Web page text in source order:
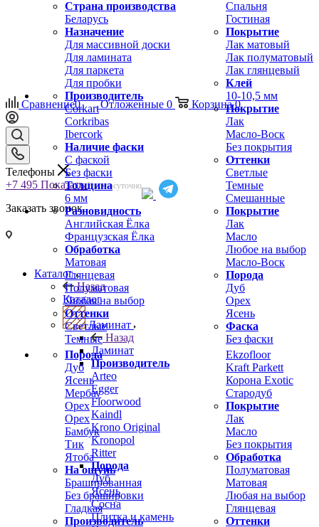
Страна производства
Беларусь
Спальня
Гостиная
Назначение
Для массивной доски
Для ламината
Для паркета
Для пробки
Покрытие
Лак матовый
Лак полуматовый
Лак глянцевый
Клей
Производитель
Corkart
Corkribas
Ibercork
Наличие фаски
С фаской
Без фаски
Толщина
6 мм
10-10,5 мм
Покрытие
Лак
Масло-Воск
Без покрытия
Оттенки
Светлые
Темные
Смешанные
Разновидность
Английская Ёлка
Французская Ёлка
Обработка
Матовая
Глянцевая
Полуматовая
Любая на выбор
Оттенки
Светлые
Темные
Покрытие
Лак
Масло
Любое на выбор
Масло-Воск
Порода
Дуб
Орех
Ясень
Фаска
Без фаски
Порода
Дуб
Ясень
Мербау
Орех
Орех
Бамбук
Тик
Ятоба
На ощупь
Брашированная
Без брашировки
Гладкая
Производитель
Ekzofloor
Kraft Parkett
Корона Exotic
Стародуб
Покрытие
Лак
Масло
Без покрытия
Обработка
Полуматовая
Матовая
Любая на выбор
Глянцевая
Оттенки
Сравнение0 Отложенные 0 Корзина 0
Телефоны
+7 495 Показать Круглосуточно
Заказать звонок
Каталог
Назад
Каталог
Ламинат
Назад
Ламинат
Производитель
Arteo
Egger
Floorwood
Kaindl
Krono Original
Kronopol
Ritter
Порода
Дуб
Ясень
Сосна
Плитка и камень